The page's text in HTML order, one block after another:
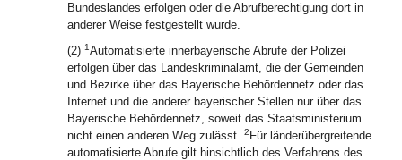
Bundeslandes erfolgen oder die Abrufberechtigung dort in
anderer Weise festgestellt wurde.
(2) 1Automatisierte innerbayerische Abrufe der Polizei
erfolgen über das Landeskriminalamt, die der Gemeinden
und Bezirke über das Bayerische Behördennetz oder das
Internet und die anderer bayerischer Stellen nur über das
Bayerische Behördennetz, soweit das Staatsministerium
nicht einen anderen Weg zulässt. 2 Für länderübergreifende
automatisierte Abrufe gilt hinsichtlich des Verfahrens des